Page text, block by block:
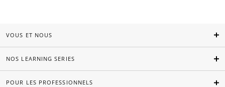
VOUS ET NOUS
NOS LEARNING SERIES
POUR LES PROFESSIONNELS